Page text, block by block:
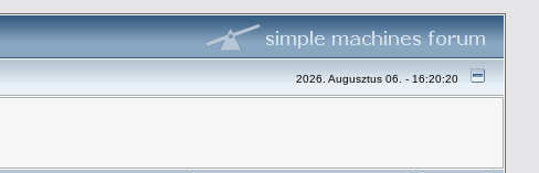
2026. Augusztus 06. - 16:20:20